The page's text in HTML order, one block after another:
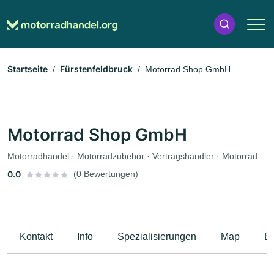
Startseite Fürstenfeldbruck Motorrad Shop GmbH
Motorrad Shop GmbH
Motorradhandel · Motorradzubehör · Vertragshändler · Motorradwerkstatt · Werkstatt · Ersatzteile · Fahrzeuglackierungen · Motorradservice · Bekleidungsgeschäft
0.0 (0 Bewertungen)
Kontakt Info Spezialisierungen Map